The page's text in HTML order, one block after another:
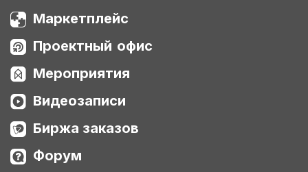
Маркетплейс
Проектный офис
Мероприятия
Видеозаписи
Биржа заказов
Форум